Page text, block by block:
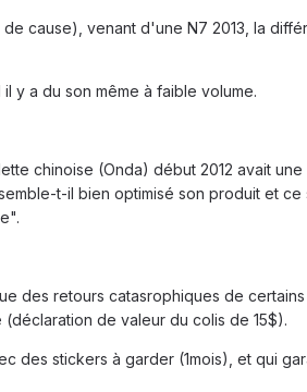
cause), venant d'une N7 2013, la
y a du son même à faible volume.
chinoise (Onda) début 2012 avait
t-il bien optimisé son produit et
des retours catasrophiques de
de valeur du colis de 15$).
des stickers à garder (1mois), et qui